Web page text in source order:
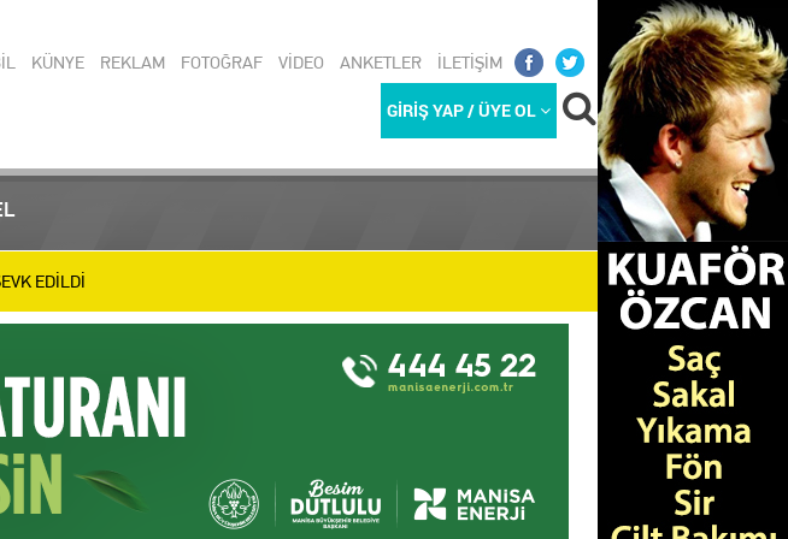
KÜNYE REKLAM FOTOĞRAF VİDEO ANKETLER İLETİŞİM
GİRİŞ YAP / ÜYE OL
VE SOSYAL TESİSLERDE HAREKETLİ G